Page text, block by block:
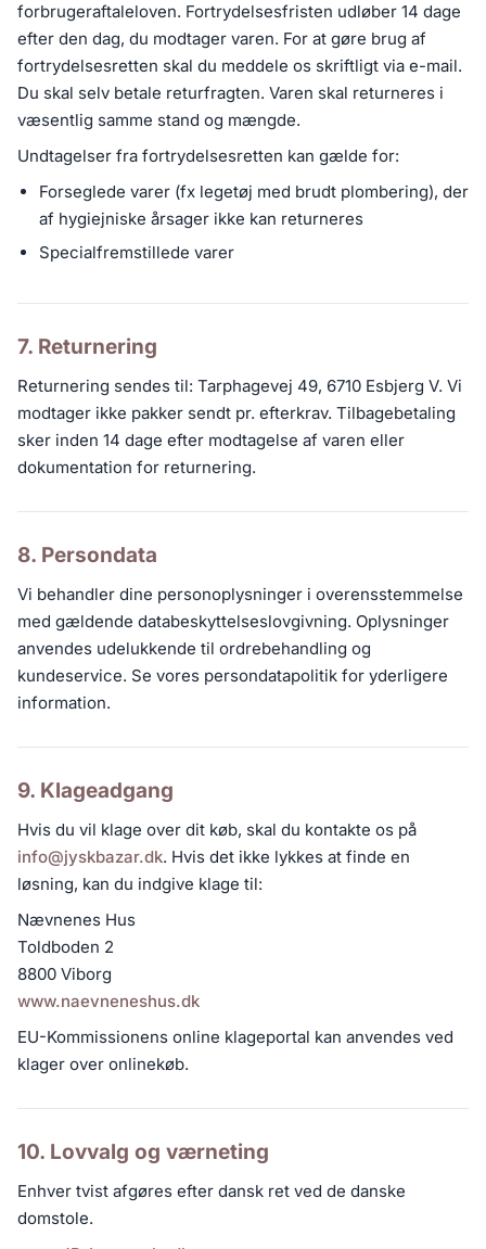
forbrugeraftaleloven. Fortrydelsesfristen udløber 14 dage
efter den dag, du modtager varen. For at gøre brug af
fortrydelsesretten skal du meddele os skriftligt via e-mail.
Du skal selv betale returfragten. Varen skal returneres i
væsentlig samme stand og mængde.
Undtagelser fra fortrydelsesretten kan gælde for:
Forseglede varer (fx legetøj med brudt plombering), der
af hygiejniske årsager ikke kan returneres
Specialfremstillede varer
7. Returnering
Returnering sendes til: Tarphagevej 49, 6710 Esbjerg V. Vi
modtager ikke pakker sendt pr. efterkrav. Tilbagebetaling
sker inden 14 dage efter modtagelse af varen eller
dokumentation for returnering.
8. Persondata
Vi behandler dine personoplysninger i overensstemmelse
med gældende databeskyttelseslovgivning. Oplysninger
anvendes udelukkende til ordrebehandling og
kundeservice. Se vores persondatapolitik for yderligere
information.
9. Klageadgang
Hvis du vil klage over dit køb, skal du kontakte os på
info@jyskbazar.dk. Hvis det ikke lykkes at finde en
løsning, kan du indgive klage til:
Nævnenes Hus
Toldboden 2
8800 Viborg
www.naevneneshus.dk
EU-Kommissionens online klageportal kan anvendes ved
klager over onlinekøb.
10. Lovvalg og værneting
Enhver tvist afgøres efter dansk ret ved de danske
domstole.